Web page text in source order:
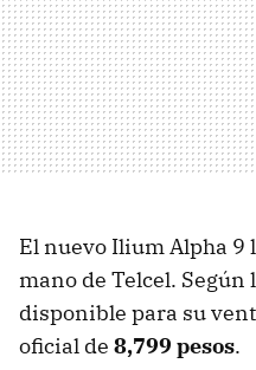
El nuevo Ilium Alpha 9
mano de Telcel. Según
disponible para su
oficial de 8,799 pesos.